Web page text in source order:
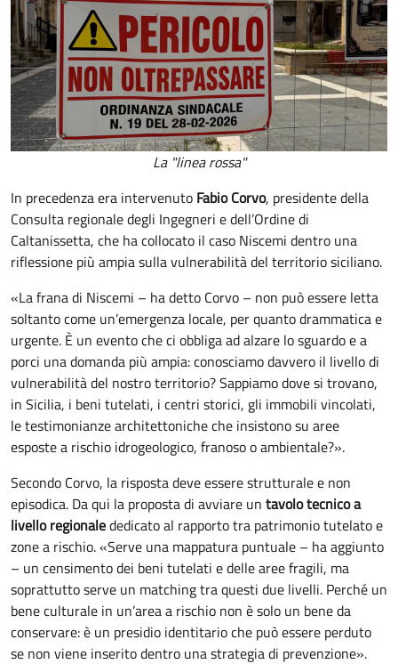
La "linea rossa"
In precedenza era intervenuto Fabio Corvo, presidente della
Consulta regionale degli Ingegneri e dell’Ordine di
Caltanissetta, che ha collocato il caso Niscemi dentro una
riflessione più ampia sulla vulnerabilità del territorio siciliano.
«La frana di Niscemi – ha detto Corvo – non può essere letta
soltanto come un’emergenza locale, per quanto drammatica e
urgente. È un evento che ci obbliga ad alzare lo sguardo e a
porci una domanda più ampia: conosciamo davvero il livello di
vulnerabilità del nostro territorio? Sappiamo dove si trovano,
in Sicilia, i beni tutelati, i centri storici, gli immobili vincolati,
le testimonianze architettoniche che insistono su aree
esposte a rischio idrogeologico, franoso o ambientale?».
Secondo Corvo, la risposta deve essere strutturale e non
episodica. Da qui la proposta di avviare un tavolo tecnico a
livello regionalededicato al rapporto tra patrimonio tutelato e
zone a rischio. «Serve una mappatura puntuale – ha aggiunto
– un censimento dei beni tutelati e delle aree fragili, ma
soprattutto serve un matching tra questi due livelli. Perché un
bene culturale in un’area a rischio non è solo un bene da
conservare: è un presidio identitario che può essere perduto
se non viene inserito dentro una strategia di prevenzione».